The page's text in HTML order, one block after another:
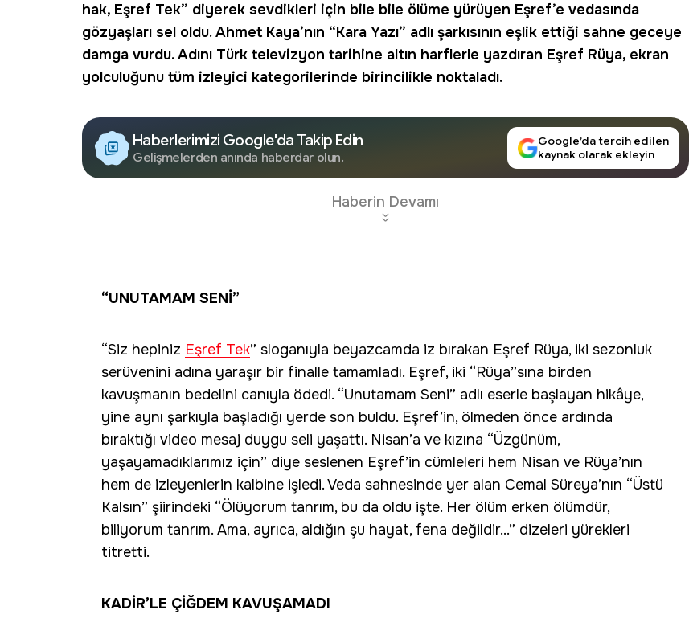
hak, Eşref Tek” diyerek sevdikleri için bile bile ölüme yürüyen Eşref’e vedasında
gözyaşları sel oldu. Ahmet Kaya’nın “Kara Yazı” adlı şarkısının eşlik ettiği sahne geceye
damga vurdu. Adını Türk televizyon tarihine altın harflerle yazdıran Eşref Rüya, ekran
yolculuğunu tüm izleyici kategorilerinde birincilikle noktaladı.
Haberlerimizi Google'da Takip Edin
Gelişmelerden anında haberdar olun.
Google’da tercih edilen
kaynak olarak ekleyin
Haberin Devamı
“UNUTAMAM SENİ”
“Siz hepiniz Eşref Tek” sloganıyla beyazcamda iz bırakan Eşref Rüya, iki sezonluk
serüvenini adına yaraşır bir finalle tamamladı. Eşref, iki “Rüya”sına birden
kavuşmanın bedelini canıyla ödedi. “Unutamam Seni” adlı eserle başlayan hikâye,
yine aynı şarkıyla başladığı yerde son buldu. Eşref’in, ölmeden önce ardında
bıraktığı video mesaj duygu seli yaşattı. Nisan’a ve kızına “Üzgünüm,
yaşayamadıklarımız için” diye seslenen Eşref’in cümleleri hem Nisan ve Rüya’nın
hem de izleyenlerin kalbine işledi. Veda sahnesinde yer alan Cemal Süreya’nın “Üstü
Kalsın” şiirindeki “Ölüyorum tanrım, bu da oldu işte. Her ölüm erken ölümdür,
biliyorum tanrım. Ama, ayrıca, aldığın şu hayat, fena değildir...” dizeleri yürekleri
titretti.
KADİR’LE ÇİĞDEM KAVUŞAMADI